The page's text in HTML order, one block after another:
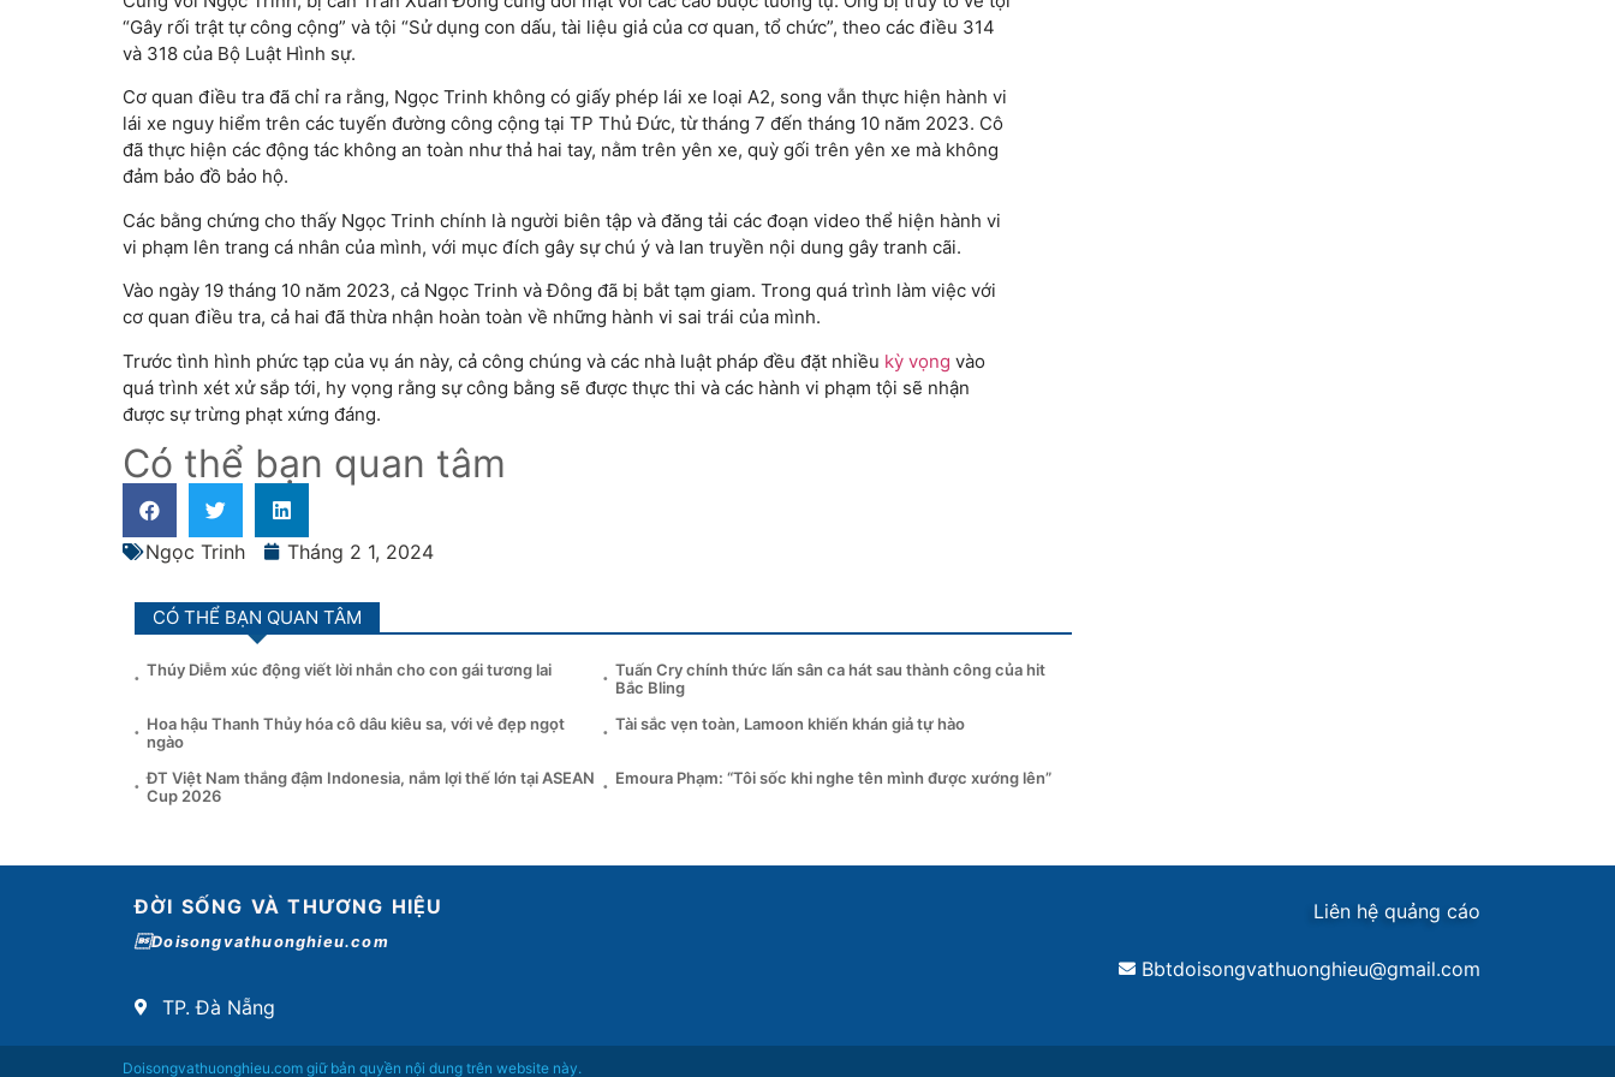
“Gây rối trật tự công cộng” và tội “Sử dụng con dấu, tài liệu giả của cơ quan, tổ chức”, theo các điều 314
và 318 của Bộ Luật Hình sự.
Cơ quan điều tra đã chỉ ra rằng, Ngọc Trinh không có giấy phép lái xe loại A2, song vẫn thực hiện hành vi
lái xe nguy hiểm trên các tuyến đường công cộng tại TP Thủ Đức, từ tháng 7 đến tháng 10 năm 2023. Cô
đã thực hiện các động tác không an toàn như thả hai tay, nằm trên yên xe, quỳ gối trên yên xe mà không
đảm bảo đồ bảo hộ.
Các bằng chứng cho thấy Ngọc Trinh chính là người biên tập và đăng tải các đoạn video thể hiện hành vi
vi phạm lên trang cá nhân của mình, với mục đích gây sự chú ý và lan truyền nội dung gây tranh cãi.
Vào ngày 19 tháng 10 năm 2023, cả Ngọc Trinh và Đông đã bị bắt tạm giam. Trong quá trình làm việc với
cơ quan điều tra, cả hai đã thừa nhận hoàn toàn về những hành vi sai trái của mình.
Trước tình hình phức tạp của vụ án này, cả công chúng và các nhà luật pháp đều đặt nhiều kỳ vọng vào
quá trình xét xử sắp tới, hy vọng rằng sự công bằng sẽ được thực thi và các hành vi phạm tội sẽ nhận
được sự trừng phạt xứng đáng.
Có thể bạn quan tâm
Ngọc Trinh Tháng 2 1, 2024
CÓ THỂ BẠN QUAN TÂM
Thúy Diễm xúc động viết lời nhắn cho con gái tương lai
Tuấn Cry chính thức lấn sân ca hát sau thành công của hit
Bắc Bling
Hoa hậu Thanh Thủy hóa cô dâu kiêu sa, với vẻ đẹp ngọt
ngào
Tài sắc vẹn toàn, Lamoon khiến khán giả tự hào
ĐT Việt Nam thắng đậm Indonesia, nắm lợi thế lớn tại ASEAN
Cup 2026
Emoura Phạm: “Tôi sốc khi nghe tên mình được xướng lên”
ĐỜI SỐNG VÀ THƯƠNG HIỆU
Doisongvathuonghieu.com
TP. Đà Nẵng
Liên hệ quảng cáo
Bbtdoisongvathuonghieu@gmail.com
Doisongvathuonghieu.com giữ bản quyền nội dung trên website này.